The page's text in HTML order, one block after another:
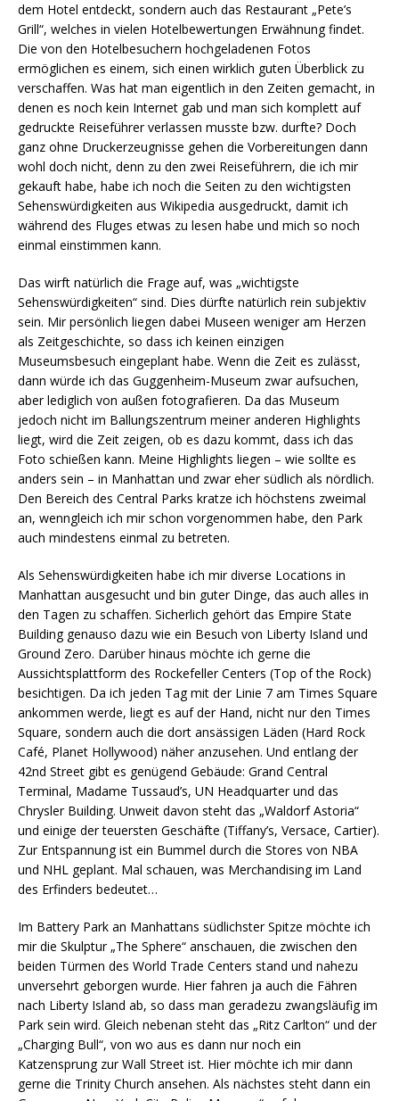
dem Hotel entdeckt, sondern auch das Restaurant „Pete’s
Grill“, welches in vielen Hotelbewertungen Erwähnung findet.
Die von den Hotelbesuchern hochgeladenen Fotos
ermöglichen es einem, sich einen wirklich guten Überblick zu
verschaffen. Was hat man eigentlich in den Zeiten gemacht, in
denen es noch kein Internet gab und man sich komplett auf
gedruckte Reiseführer verlassen musste bzw. durfte? Doch
ganz ohne Druckerzeugnisse gehen die Vorbereitungen dann
wohl doch nicht, denn zu den zwei Reiseführern, die ich mir
gekauft habe, habe ich noch die Seiten zu den wichtigsten
Sehenswürdigkeiten aus Wikipedia ausgedruckt, damit ich
während des Fluges etwas zu lesen habe und mich so noch
einmal einstimmen kann.
Das wirft natürlich die Frage auf, was „wichtigste
Sehenswürdigkeiten“ sind. Dies dürfte natürlich rein subjektiv
sein. Mir persönlich liegen dabei Museen weniger am Herzen
als Zeitgeschichte, so dass ich keinen einzigen
Museumsbesuch eingeplant habe. Wenn die Zeit es zulässt,
dann würde ich das Guggenheim-Museum zwar aufsuchen,
aber lediglich von außen fotografieren. Da das Museum
jedoch nicht im Ballungszentrum meiner anderen Highlights
liegt, wird die Zeit zeigen, ob es dazu kommt, dass ich das
Foto schießen kann. Meine Highlights liegen – wie sollte es
anders sein – in Manhattan und zwar eher südlich als nördlich.
Den Bereich des Central Parks kratze ich höchstens zweimal
an, wenngleich ich mir schon vorgenommen habe, den Park
auch mindestens einmal zu betreten.
Als Sehenswürdigkeiten habe ich mir diverse Locations in
Manhattan ausgesucht und bin guter Dinge, das auch alles in
den Tagen zu schaffen. Sicherlich gehört das Empire State
Building genauso dazu wie ein Besuch von Liberty Island und
Ground Zero. Darüber hinaus möchte ich gerne die
Aussichtsplattform des Rockefeller Centers (Top of the Rock)
besichtigen. Da ich jeden Tag mit der Linie 7 am Times Square
ankommen werde, liegt es auf der Hand, nicht nur den Times
Square, sondern auch die dort ansässigen Läden (Hard Rock
Café, Planet Hollywood) näher anzusehen. Und entlang der
42nd Street gibt es genügend Gebäude: Grand Central
Terminal, Madame Tussaud’s, UN Headquarter und das
Chrysler Building. Unweit davon steht das „Waldorf Astoria“
und einige der teuersten Geschäfte (Tiffany’s, Versace, Cartier).
Zur Entspannung ist ein Bummel durch die Stores von NBA
und NHL geplant. Mal schauen, was Merchandising im Land
des Erfinders bedeutet…
Im Battery Park an Manhattans südlichster Spitze möchte ich
mir die Skulptur „The Sphere“ anschauen, die zwischen den
beiden Türmen des World Trade Centers stand und nahezu
unversehrt geborgen wurde. Hier fahren ja auch die Fähren
nach Liberty Island ab, so dass man geradezu zwangsläufig im
Park sein wird. Gleich nebenan steht das „Ritz Carlton“ und der
„Charging Bull“, von wo aus es dann nur noch ein
Katzensprung zur Wall Street ist. Hier möchte ich mir dann
gerne die Trinity Church ansehen. Als nächstes steht dann ein